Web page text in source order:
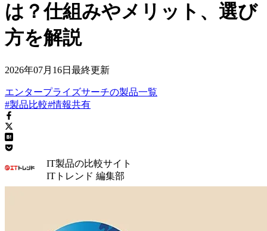
は？仕組みやメリット、選び
方を解説
2026年07月16日 最終更新
エンタープライズサーチの製品一覧
#製品比較#情報共有
IT製品の比較サイト
ITトレンド 編集部